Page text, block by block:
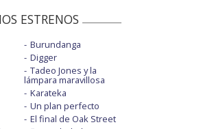
ESTRENOS
Burundanga
Digger
Tadeo Jones y la
lámpara maravillosa
Karateka
Un plan perfecto
El final de Oak Street